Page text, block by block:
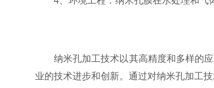
纳米孔加工技术以其高精度和多样的应
业的技术进步和创新。通过对纳米孔加工